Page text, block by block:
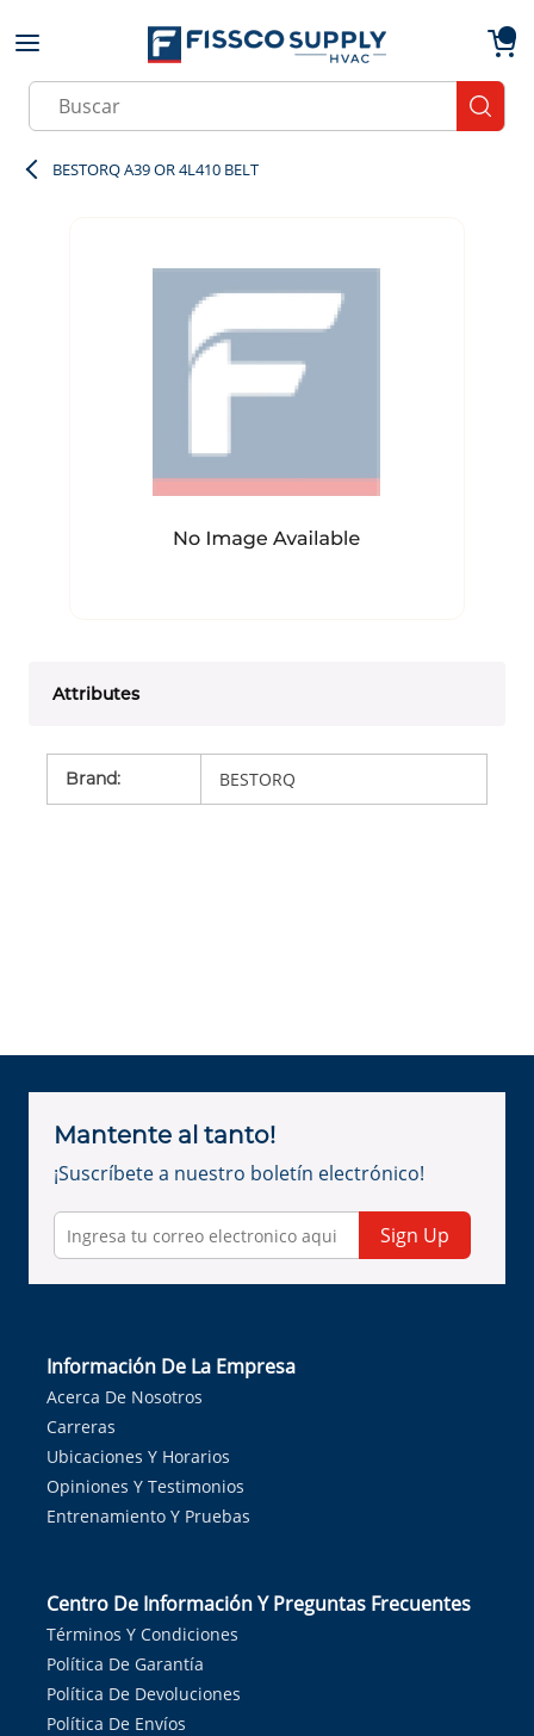
Skip to main content
Site Search
BESTORQ A39 OR 4L410 BELT
Attributes
Brand: BESTORQ
Mantente al tanto!
¡Suscríbete a nuestro boletín electrónico!
Sign Up
Información De La Empresa
Acerca De Nosotros
Carreras
Ubicaciones Y Horarios
Opiniones Y Testimonios
Entrenamiento Y Pruebas
Centro De Información Y Preguntas Frecuentes
Términos Y Condiciones
Política De Garantía
Política De Devoluciones
Política De Envíos